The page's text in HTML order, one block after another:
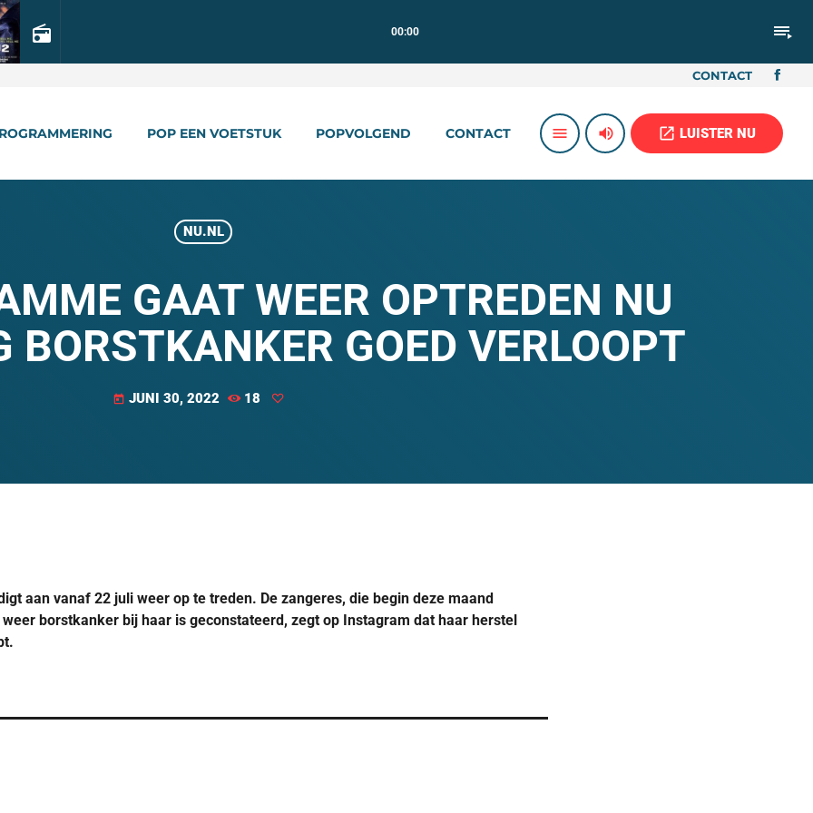
radio 00:00 playlist_play
CONTACT
POP EEN VOETSTUK POPVOLGEND CONTACT menu volume_up open_in_new LUISTER NU
NU.NL
GAAT WEER OPTREDEN NU
BORSTKANKER GOED VERLOOPT
today JUNI 30, 2022 18
aan vanaf 22 juli weer op te treden. De zangeres, die begin deze maand
borstkanker bij haar is geconstateerd, zegt op Instagram dat haar herstel